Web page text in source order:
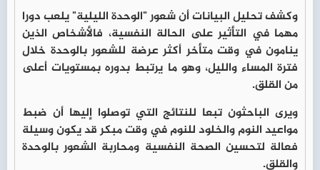
وكشف تحليل البيانات أن شعور "الوحدة الليلية" يلعب دورا
مهما في التأثير على الحالة النفسية، فالأشخاص الذين
ينامون في وقت متأخر أكثر عرضة للشعور بالوحدة خلال
فترة المساء والليل، وهو ما يرتبط بدوره بمستويات أعلى
من القلق.
ويرى الباحثون تبعا للنتائج التي توصلوا إليها أن ضبط
مواعيد النوم والخلود للنوم في وقت مبكر قد يكون وسيلة
فعالة لتحسين الصحة النفسية ومحاربة الشعور بالوحدة
والقلق.